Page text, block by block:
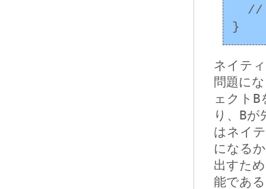
ネイテ
問題に
ェクト B
り、 Bが
はネイ
になる
出すた
能であ